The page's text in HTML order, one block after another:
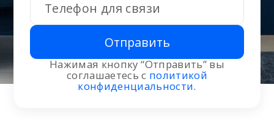
Отправить
Нажимая кнопку “Отправить” вы
соглашаетесь с политикой
конфиденциальности.